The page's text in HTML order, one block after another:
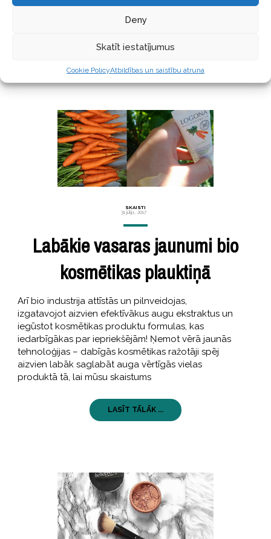
Deny
Skatīt iestatījumus
Cookie PolicyAtbildības un saistību atruna
LASĪT TĀLĀK ...
SKAISTI
31 jūlijs, 2017
Labākie vasaras jaunumi bio
kosmētikas plauktiņā
Arī bio industrija attīstās un pilnveidojas,
izgatavojot aizvien efektīvākus augu ekstraktus un
iegūstot kosmētikas produktu formulas, kas
iedarbīgākas par iepriekšējām! Ņemot vērā jaunās
tehnoloģijas – dabīgās kosmētikas ražotāji spēj
aizvien labāk saglabāt auga vērtīgās vielas
produktā tā, lai mūsu skaistums
LASĪT TĀLĀK ...